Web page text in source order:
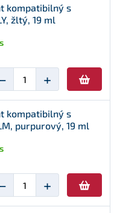
kompatibilný s
žltý, 19 ml
+
kompatibilný s
purpurový, 19 ml
+